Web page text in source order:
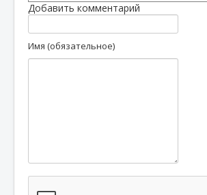
Добавить комментарий
Имя (обязательное)